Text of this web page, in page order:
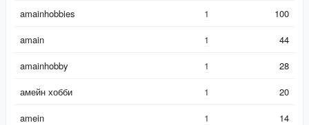
Ключевое слово
amainhobbies 1
100
amain
1
44
amainhobby
1
28
амейн хобби
1
20
amein
1
14